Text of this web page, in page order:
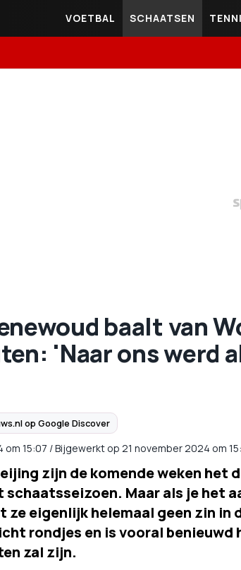
VOETBAL SCHAATSEN
baalt van
'Naar ons werd
op Google Discover
om 15:07 /Bijgewerkt op 21 november 2024 om
zijn de komende weken het
schaatsseizoen. Maar als je het
ze eigenlijk helemaal geen zin in
rondjes en is vooral benieuwd
zal zijn.